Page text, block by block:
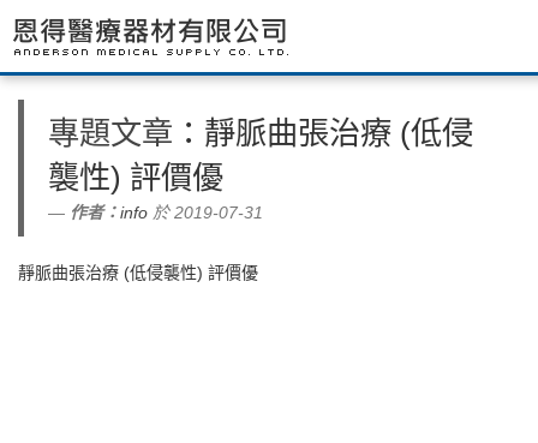
專題文章 ：靜脈曲張治療 (低侵
襲性) 評價優
作者：info 於 2019-07-31
靜脈曲張治療 (低侵襲性) 評價優